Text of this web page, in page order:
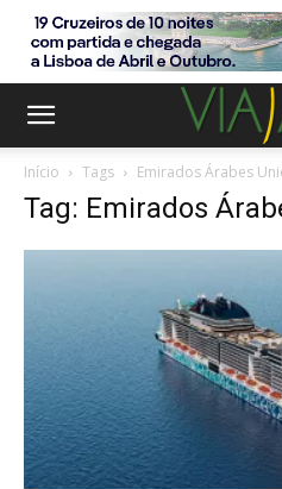
Início Tags Emirados Árabes
Tag: Emirados